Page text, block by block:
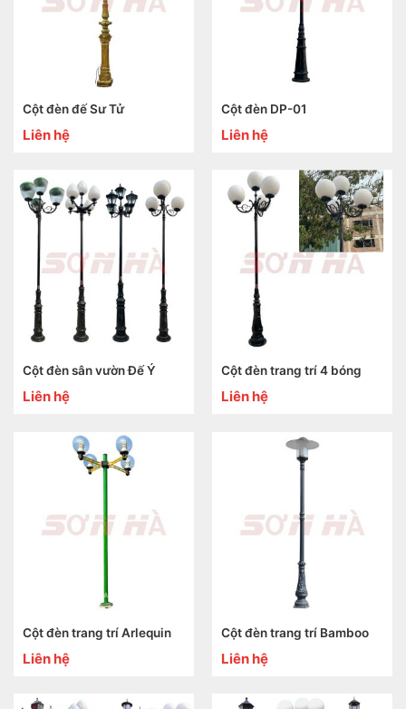
Cột đèn đế Sư Tử
Liên hệ
Cột đèn DP-01
Liên hệ
Cột đèn sân vườn Đế Ý
Liên hệ
Cột đèn trang trí 4 bóng
Liên hệ
Cột đèn trang trí Arlequin
Liên hệ
Cột đèn trang trí Bamboo
Liên hệ